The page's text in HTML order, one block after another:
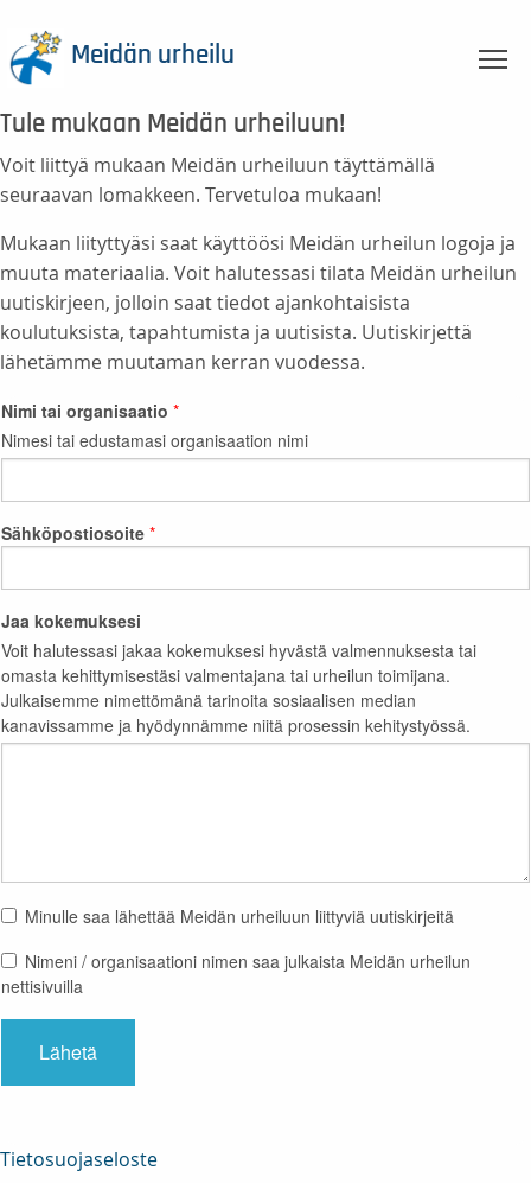
Meidän urheilu
Tule mukaan Meidän urheiluun!
Voit liittyä mukaan Meidän urheiluun täyttämällä
seuraavan lomakkeen. Tervetuloa mukaan!
Mukaan liityttyäsi saat käyttöösi Meidän urheilun logoja ja
muuta materiaalia. Voit halutessasi tilata Meidän urheilun
uutiskirjeen, jolloin saat tiedot ajankohtaisista
koulutuksista, tapahtumista ja uutisista. Uutiskirjettä
lähetämme muutaman kerran vuodessa.
Tietosuojaseloste